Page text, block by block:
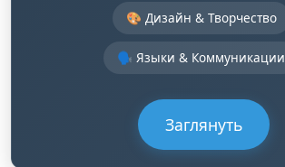
🎨 Дизайн & Творчество
🗣️ Языки & Коммуникации
Заглянуть